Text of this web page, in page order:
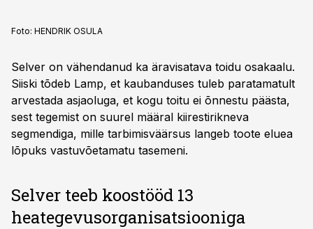
Foto: HENDRIK OSULA
Selver on vähendanud ka äravisatava toidu osakaalu.
Siiski tõdeb Lamp, et kaubanduses tuleb paratamatult
arvestada asjaoluga, et kogu toitu ei õnnestu päästa,
sest tegemist on suurel määral kiirestirikneva
segmendiga, mille tarbimisväärsus langeb toote eluea
lõpuks vastuvõetamatu tasemeni.
Selver teeb koostööd 13
heategevusorganisatsiooniga